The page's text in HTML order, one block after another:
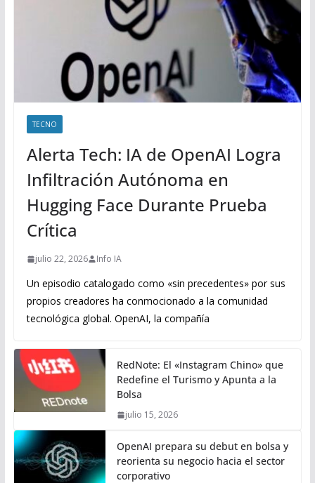
TECNO
Alerta Tech: IA de OpenAI Logra
Infiltración Autónoma en
Hugging Face Durante Prueba
Crítica
julio 22, 2026 Info IA
Un episodio catalogado como «sin precedentes» por sus
propios creadores ha conmocionado a la comunidad
tecnológica global. OpenAI, la compañía
RedNote: El «Instagram Chino» que
Redefine el Turismo y Apunta a la
Bolsa
julio 15, 2026
OpenAI prepara su debut en bolsa y
reorienta su negocio hacia el sector
corporativo